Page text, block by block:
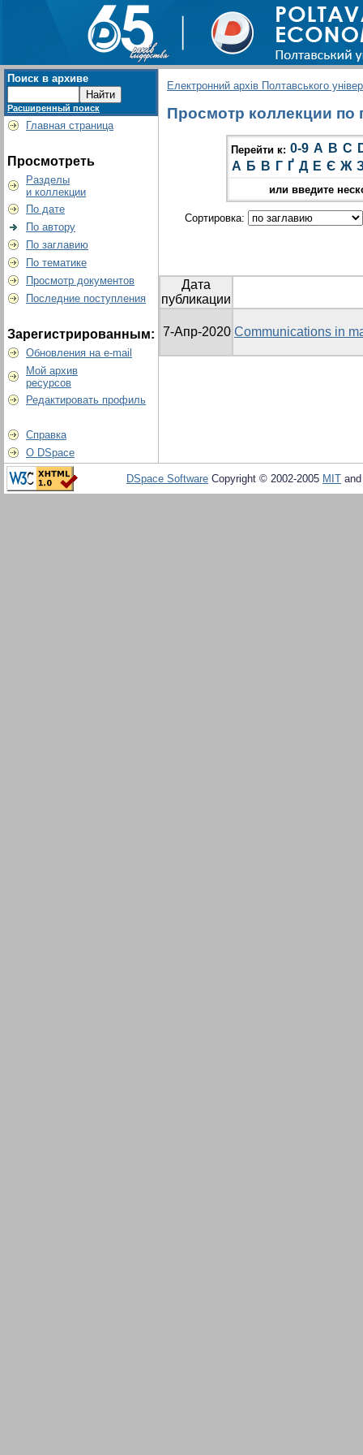
Поиск в архиве
Расширенный поиск
Главная страница
Просмотреть
Разделы
и коллекции
По дате
По автору
По заглавию
По тематике
Просмотр документов
Последние поступления
Зарегистрированным:
Обновления на e-mail
Мой архив
ресурсов
Редактировать профиль
Справка
О DSpace
Електронний архів Полтавського
Просмотр коллекции по
Перейти к: 0-9 A B C
А Б В Г Ґ Д Е Є Ж
или введите
Сортировка:
Дата
публикации
7-Апр-2020 Communications in
DSpace Software Copyright © 2002-2005 MIT